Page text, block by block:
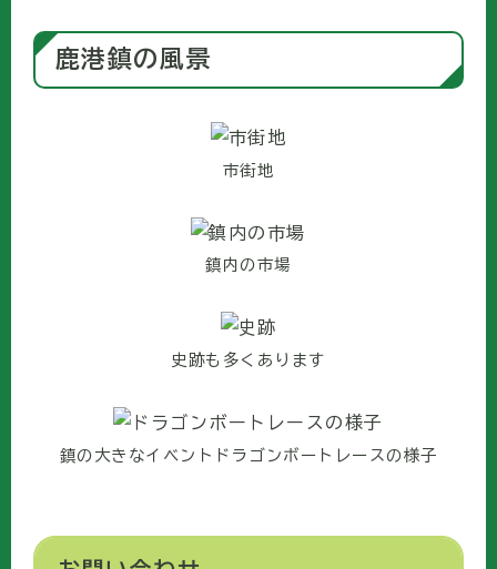
鹿港鎮の風景
市街地
鎮内の市場
史跡も多くあります
鎮の大きなイベントドラゴンボートレースの様子